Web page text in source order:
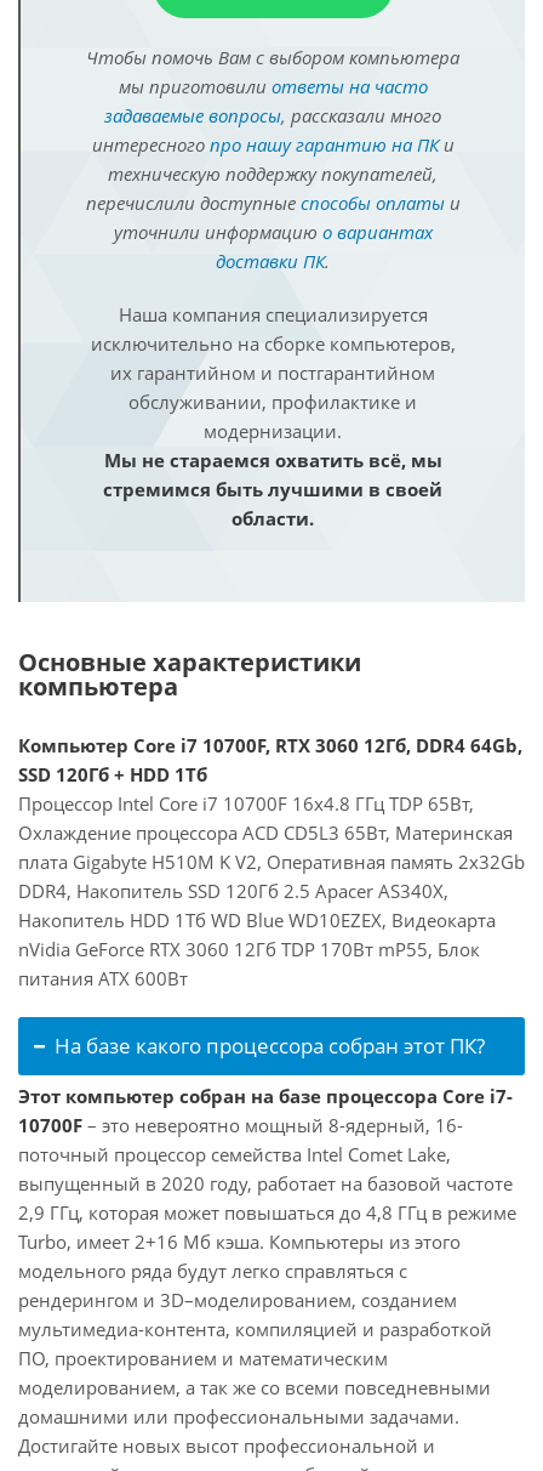
Чтобы помочь Вам с выбором компьютера
мы приготовили ответы на часто
задаваемые вопросы, рассказали много
интересного про нашу гарантию на ПКи
техническую поддержку покупателей,
перечислили доступные способы оплатыи
уточнили информацию о вариантах
доставки ПК.
Наша компания специализируется
исключительно на сборке компьютеров,
их гарантийном и постгарантийном
обслуживании, профилактике и
модернизации.
Мы не стараемся охватить всё, мы
стремимся быть лучшими в своей
области.
Основные характеристики
компьютера
Компьютер Core i7 10700F, RTX 3060 12Гб, DDR4 64Gb,
SSD 120Гб + HDD 1Тб
Процессор Intel Core i7 10700F 16x4.8 ГГц TDP 65Вт,
Охлаждение процессора ACD CD5L3 65Вт, Материнская
плата Gigabyte H510M K V2, Оперативная память 2x32Gb
DDR4, Накопитель SSD 120Гб 2.5 Apacer AS340X,
Накопитель HDD 1Тб WD Blue WD10EZEX, Видеокарта
nVidia GeForce RTX 3060 12Гб TDP 170Вт mP55, Блок
питания ATX 600Вт
На базе какого процессора собран этот ПК?
Этот компьютер собран на базе процессора Core i7-
10700F – это невероятно мощный 8-ядерный, 16-
поточный процессор семейства Intel Comet Lake,
выпущенный в 2020 году, работает на базовой частоте
2,9 ГГц, которая может повышаться до 4,8 ГГц в режиме
Turbo, имеет 2+16 Мб кэша. Компьютеры из этого
модельного ряда будут легко справляться с
рендерингом и 3D–моделированием, созданием
мультимедиа-контента, компиляцией и разработкой
ПО, проектированием и математическим
моделированием, а так же со всеми повседневными
домашними или профессиональными задачами.
Достигайте новых высот профессиональной и